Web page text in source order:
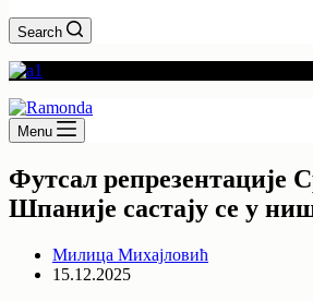
Search
Menu
Футсал репрезентације
Шпаније састају се у
Милица Михајловић
15.12.2025